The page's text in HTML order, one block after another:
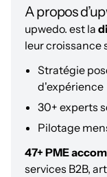
A propos
upwedo. est la
leur croissance
Stratégie
d'expérience
30+ experts
Pilotage
47+ PME
services B2B,